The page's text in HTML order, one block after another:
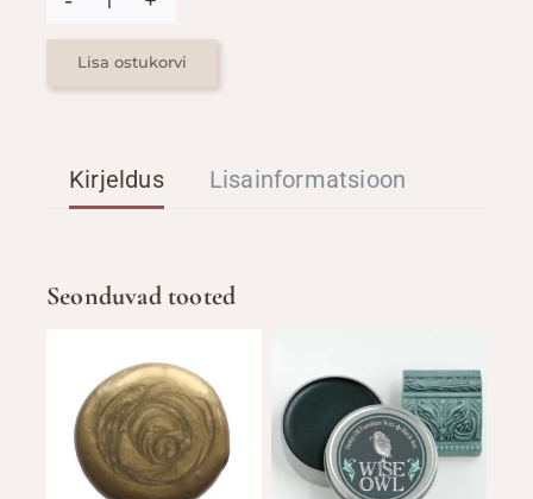
ASH
OHE
946ml
kogus
Lisa ostukorvi
Kirjeldus Lisainformatsioon
Seonduvad tooted